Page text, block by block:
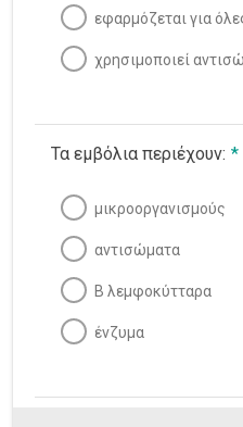
εφαρμόζεται για
χρησιμοποιεί
Τα εμβόλια περιέχουν: *
μικροοργανισμούς
αντισώματα
Β λεμφοκύτταρα
ένζυμα